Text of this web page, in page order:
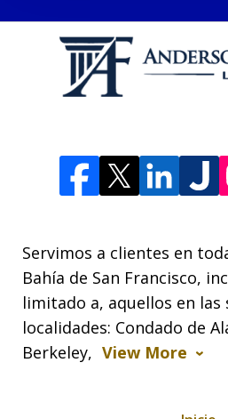
Servimos a clientes en
Bahía de San Francisco,
limitado a, aquellos en las
localidades: Condado de
Berkeley, View More